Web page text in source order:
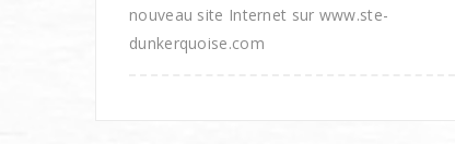
nouveau site Internet sur www.ste-
dunkerquoise.com